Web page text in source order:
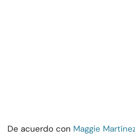
De acuerdo con Maggie